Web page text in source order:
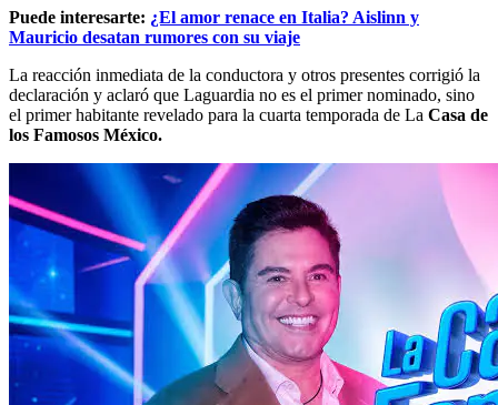
Puede interesarte: ¿El amor renace en Italia? Aislinn y
Mauricio desatan rumores con su viaje
La reacción inmediata de la conductora y otros presentes corrigió la
declaración y aclaró que Laguardia no es el primer nominado, sino
el primer habitante revelado para la cuarta temporada de La Casa de
los Famosos México.